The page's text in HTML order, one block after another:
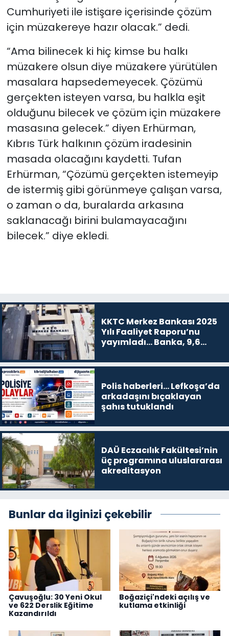
Cumhuriyeti ile istişare içerisinde çözüm
için müzakereye hazır olacak.” dedi.
“Ama bilinecek ki hiç kimse bu halkı
müzakere olsun diye müzakere yürütülen
masalara hapsedemeyecek. Çözümü
gerçekten isteyen varsa, bu halkla eşit
olduğunu bilecek ve çözüm için müzakere
masasına gelecek.” diyen Erhürman,
Kıbrıs Türk halkının çözüm iradesinin
masada olacağını kaydetti. Tufan
Erhürman, “Çözümü gerçekten istemeyip
de istermiş gibi görünmeye çalışan varsa,
o zaman o da, buralarda arkasına
saklanacağı birini bulamayacağını
bilecek.” diye ekledi.
KKTC Merkez Bankası 2025
Yılı Faaliyet Raporu’nu
yayımladı... Banka, 9,6
Polis haberleri… Lefkoşa’da
arkadaşını bıçaklayan
şahıs tutuklandı
DAÜ Eczacılık Fakültesi’nin
üç programına uluslararası
akreditasyon
Bunlar da ilginizi çekebilir
Çavuşoğlu: 30 Yeni Okul
ve 622 Derslik Eğitime
Kazandırıldı
Boğaziçi'ndeki açılış ve
kutlama etkinliği